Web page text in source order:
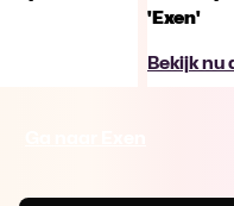
'Exen'
Bekijk nu